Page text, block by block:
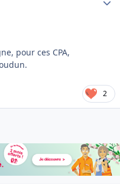
pour ces CPA,
2